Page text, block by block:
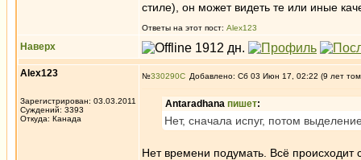
стиле), он может видеть те или иные
Ответы на этот пост: Alex123
Наверх
Alex123
Зарегистрирован: 03.03.2011
Суждений: 3393
Откуда: Канада
№330290 Добавлено: Сб 03 Июн 17, 02:22 (9 лет
Antaradhana пишет:
Нет, сначала испуг, потом
Нет времени подумать. Всё